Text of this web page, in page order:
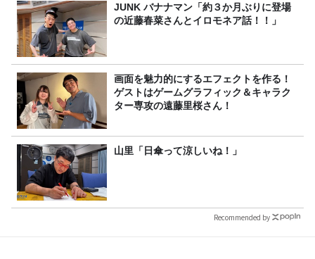
JUNK バナナマン「約３か月ぶりに登場
の近藤春菜さんとイロモネア話！！」
画面を魅力的にするエフェクトを作る！
ゲストはゲームグラフィック＆キャラク
ター専攻の遠藤里桜さん！
山里「日傘って涼しいね！」
Recommended by